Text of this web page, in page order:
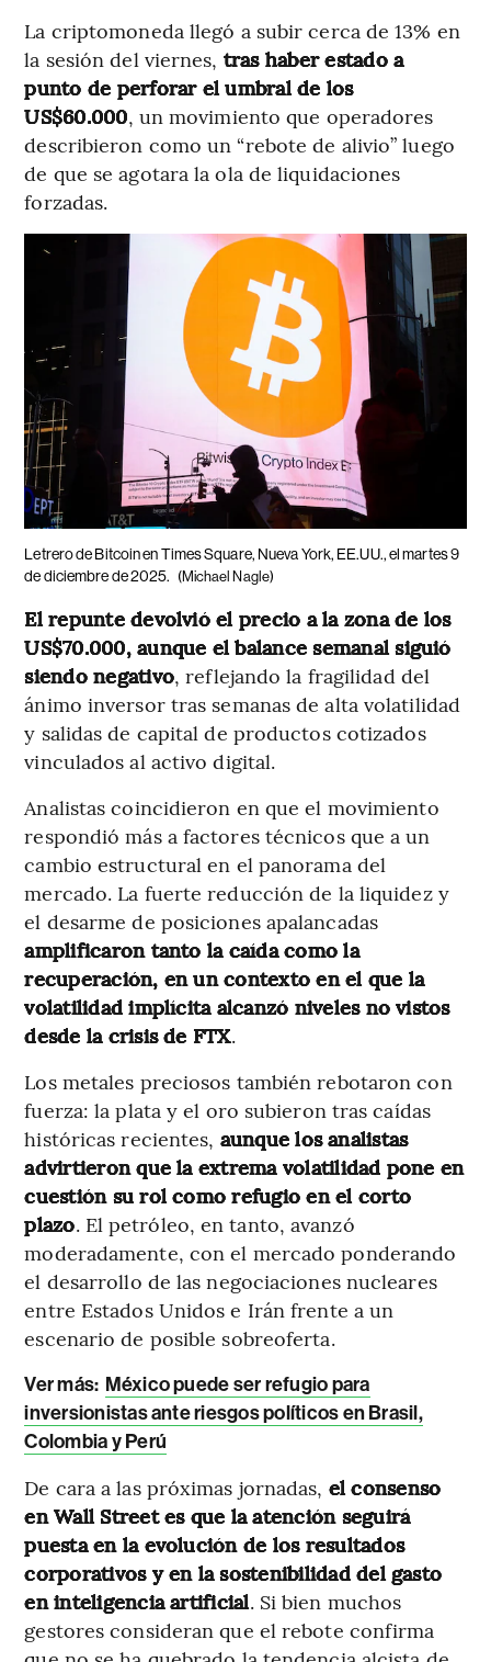
La criptomoneda llegó a subir cerca de 13% en
la sesión del viernes, tras haber estado a
punto de perforar el umbral de los
US$60.000, un movimiento que operadores
describieron como un “rebote de alivio” luego
de que se agotara la ola de liquidaciones
forzadas.
Letrero de Bitcoin en Times Square, Nueva York, EE.UU., el martes 9
de diciembre de 2025. (Michael Nagle)
El repunte devolvió el precio a la zona de los
US$70.000, aunque el balance semanal siguió
siendo negativo, reflejando la fragilidad del
ánimo inversor tras semanas de alta volatilidad
y salidas de capital de productos cotizados
vinculados al activo digital.
Analistas coincidieron en que el movimiento
respondió más a factores técnicos que a un
cambio estructural en el panorama del
mercado. La fuerte reducción de la liquidez y
el desarme de posiciones apalancadas
amplificaron tanto la caída como la
recuperación, en un contexto en el que la
volatilidad implícita alcanzó niveles no vistos
desde la crisis de FTX.
Los metales preciosos también rebotaron con
fuerza: la plata y el oro subieron tras caídas
históricas recientes, aunque los analistas
advirtieron que la extrema volatilidad pone en
cuestión su rol como refugio en el corto
plazo. El petróleo, en tanto, avanzó
moderadamente, con el mercado ponderando
el desarrollo de las negociaciones nucleares
entre Estados Unidos e Irán frente a un
escenario de posible sobreoferta.
Ver más: México puede ser refugio para
inversionistas ante riesgos políticos en Brasil,
Colombia y Perú
De cara a las próximas jornadas, el consenso
en Wall Street es que la atención seguirá
puesta en la evolución de los resultados
corporativos y en la sostenibilidad del gasto
en inteligencia artificial. Si bien muchos
gestores consideran que el rebote confirma